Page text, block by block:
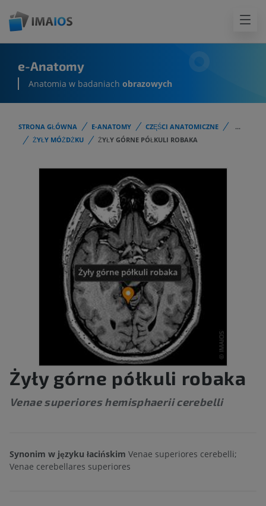
e-Anatomy
Anatomia w badaniach obrazowych
STRONA GŁÓWNA E-ANATOMY CZĘŚCI ANATOMICZNE
...
ŻYŁY MÓŻDŻKU
ŻYŁY GÓRNE PÓŁKULI ROBAKA
Żyły górne półkuli robaka
Venae superiores hemisphaerii cerebelli
Synonim w języku łacińskim Venae superiores cerebelli;
Venae cerebellares superiores